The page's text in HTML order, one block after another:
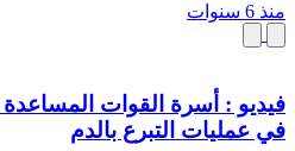
منذ 6 سنوات
فيديو : أسرة القوات
في عمليات التبرع بالدم